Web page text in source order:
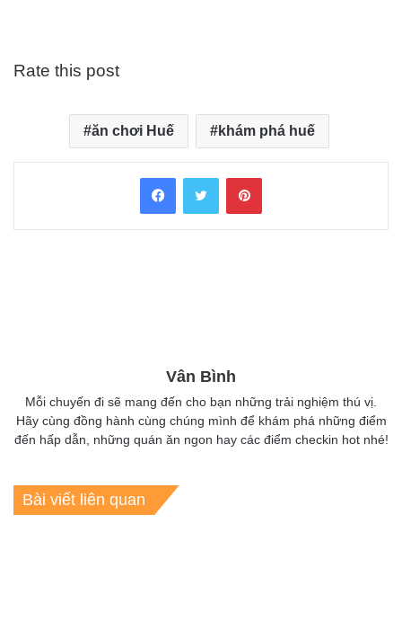
Rate this post
ăn chơi Huế khám phá huế
FacebookTwitter Pinterest
Vân Bình
Mỗi chuyến đi sẽ mang đến cho bạn những trải nghiệm thú vị.
Hãy cùng đồng hành cùng chúng mình để khám phá những điểm
đến hấp dẫn, những quán ăn ngon hay các điểm checkin hot nhé!
Bài viết liên quan